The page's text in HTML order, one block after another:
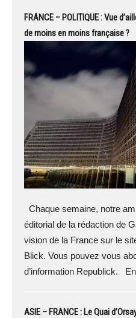
FRANCE – POLITIQUE : Vue
de moins en moins française ?
Chaque semaine, notre
éditorial de la rédaction de
vision de la France sur le
Blick. Vous pouvez vous
d’information Republick. En
ASIE – FRANCE : Le Quai